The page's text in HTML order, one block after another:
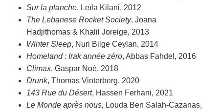
Sur la planche, Leïla Kilani, 2012
The Lebanese Rocket Society, Joana
Hadjithomas & Khalil Joreige, 2013
Winter Sleep, Nuri Bilge Ceylan, 2014
Homeland : Irak année zéro, Abbas Fahdel, 2016
Climax, Gaspar Noé, 2018
Drunk, Thomas Vinterberg, 2020
143 Rue du Désert, Hassen Ferhani, 2021
Le Monde après nous, Louda Ben Salah-Cazanas,